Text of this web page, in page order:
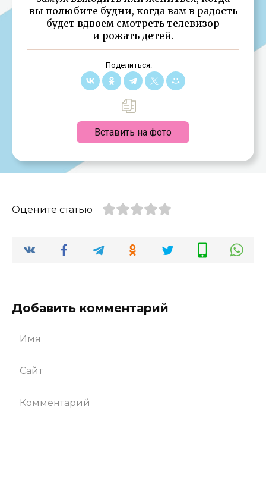
вы полюбите будни, когда вам в радость
будет вдвоем смотреть телевизор
и рожать детей.
Поделиться:
Вставить на фото
Оцените статью
Добавить комментарий
Имя
*
Сайт
Комментарий